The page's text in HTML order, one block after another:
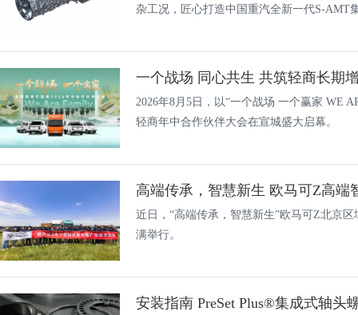
杂工况，匠心打造中国重汽全新一代S-AMT
2026年8月5日，以“一个战场 一个赢家 WE
轻商年中合作伙伴大会在宣城盛大启幕。
近日，“高端传承，智慧新生”欧马可Z北京
满举行。
安装指南 PreSet Plus®集成式轴头